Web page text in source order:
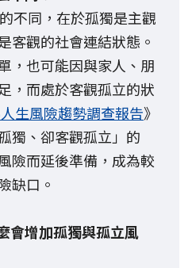
不同，在於孤獨是主觀
客觀的社會連結狀態。
，也可能因與家人、朋
，而處於客觀孤立的狀
生風險趨勢調查報告》
獨、卻客觀孤立」的
險而延後準備，成為較
缺口。
會增加孤獨與孤立風